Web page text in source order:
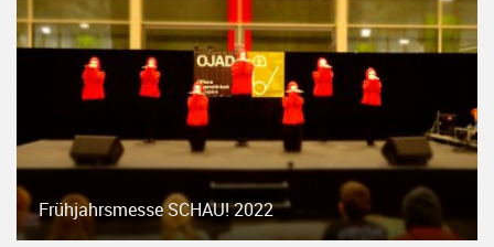
Frühjahrsmesse SCHAU! 2022